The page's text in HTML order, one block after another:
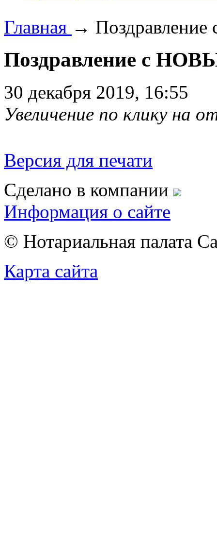
Главная →
Поздравление с
30 декабря 2019, 16:55
Увеличение по клику на
Версия для печати
Сделано в компании
Информация о сайте
© Нотариальная палата
Карта сайта